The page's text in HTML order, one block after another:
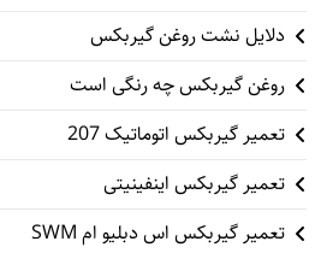
دلایل نشت روغن گیربکس
روغن گیربکس چه رنگی است
تعمیر گیربکس اتوماتیک 207
تعمیر گیربکس اینفینیتی
تعمیر گیربکس اس دبلیو ام SWM